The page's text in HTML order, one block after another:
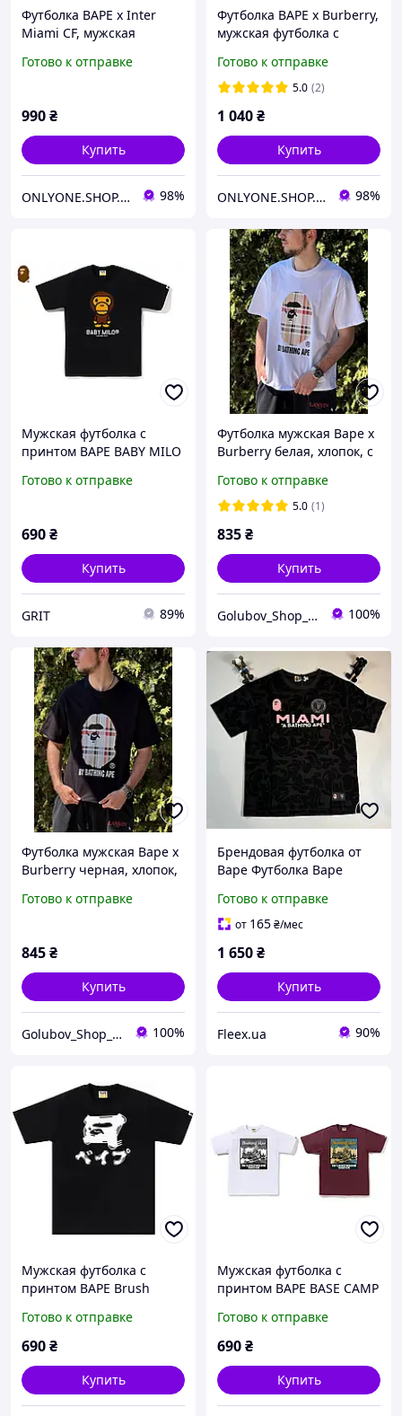
Футболка BAPE x Inter
Miami CF, мужская
оверсайз, белый
Готово к отправке
990₴
Купить
ONLYONE.SHOP.UA 98%
Футболка BAPE x Burberry,
мужская футболка с
хлопковая футболка
оверсайз
Готово к отправке
5.0 (2)
1 040₴
Купить
ONLYONE.SHOP.UA 98%
Мужская футболка с
принтом BAPE BABY MILO
XS
Готово к отправке
690₴
Купить
GRIT 89%
Футболка мужская Bape x
Burberry белая, хлопок, с
streetwear, oversize,
легкая, дышащая,
Готово к отправке
5.0 (1)
835₴
Купить
Golubov_Shop_UA 100%
Футболка мужская Bape x
Burberry черная, хлопок,
streetwear, oversize,
Готово к отправке
845₴
Купить
Golubov_Shop_UA 100%
Брендовая футболка от
Bape Футболка Bape
от Bape Спортивная
футболка на лето Бейп
Готово к отправке
от 165₴/мес
1 650₴
Купить
Fleex.ua 90%
Мужская футболка с
принтом BAPE Brush
Черный унисекс, XS
Готово к отправке
690₴
Купить
Мужская футболка с
принтом BAPE BASE CAMP
XS
Готово к отправке
690₴
Купить